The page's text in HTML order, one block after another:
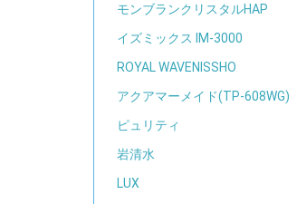
モンブランクリスタルHAP
イズミックス IM-3000
ROYAL WAVENISSHO
アクアマーメイド(TP-608WG)
ピュリティ
岩清水
LUX